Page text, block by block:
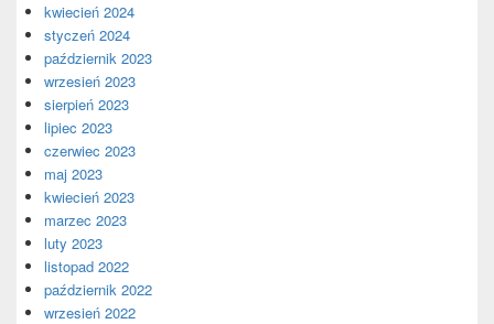
kwiecień 2024
styczeń 2024
październik 2023
wrzesień 2023
sierpień 2023
lipiec 2023
czerwiec 2023
maj 2023
kwiecień 2023
marzec 2023
luty 2023
listopad 2022
październik 2022
wrzesień 2022